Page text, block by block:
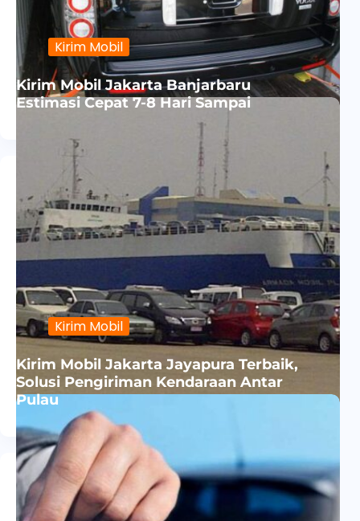
Kirim Mobil
Kirim Mobil Jakarta Banjarbaru
Estimasi Cepat 7-8 Hari Sampai
Kirim Mobil
Kirim Mobil Jakarta Jayapura Terbaik,
Solusi Pengiriman Kendaraan Antar
Pulau